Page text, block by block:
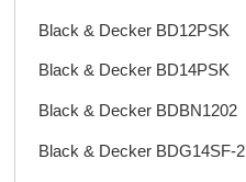
Black & Decker BD12PSK
Black & Decker BD14PSK
Black & Decker BDBN1202
Black & Decker BDG14SF-2